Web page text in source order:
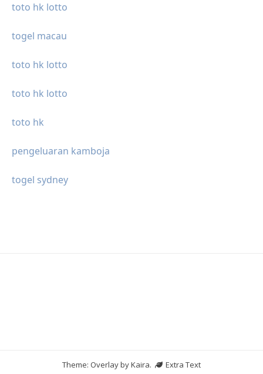
toto hk lotto
togel macau
toto hk lotto
toto hk lotto
toto hk
pengeluaran kamboja
togel sydney
Theme: Overlay byKaira.
Extra Text